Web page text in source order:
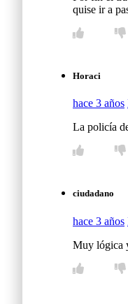
quise ir a
Horaci
hace 3 años
La policía
ciudadano
hace 3 años
Muy lógica